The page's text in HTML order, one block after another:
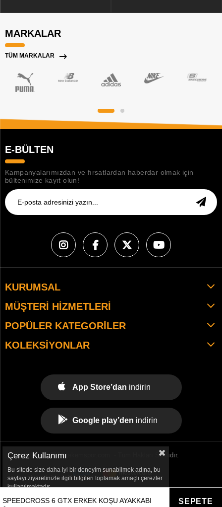
SPEEDCROSS 6 GTX ERKEK KOŞU AYAKKABI
MARKALAR
TÜM MARKALAR
E-BÜLTEN
Kampanyalarımızdan ve fırsatlardan haberdar olmak için
bültenimize kayıt olun!
KURUMSAL
MÜŞTERI HIZMETLERI
POPÜLER KATEGORILER
KOLEKSIYONLAR
App Store’dan indirin
Google play’den indirin
© 2021 tekemspor.com. - Tüm Hakları Saklıdır.
Çerez Kullanımı
Bu sitede size daha iyi bir deneyim sunabilmek adına, bu
sayfayı ziyaretinizle ilgili bilgileri toplamak amaçlı çerezler
kullanılmaktadır.